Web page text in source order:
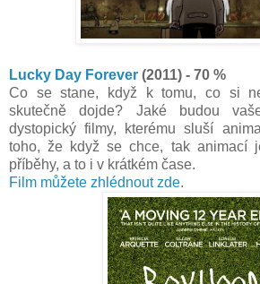
Lucky Day Forever (2011) - 70 %
Co se stane, když k tomu, co si
skutečně dojde? Jaké budou
dystopický filmy, kterému sluší
toho, že když se chce, tak animací
příběhy, a to i v krátkém čase.
Film můžete zhlédnout zde.